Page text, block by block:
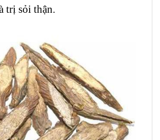
trị sỏi thận.